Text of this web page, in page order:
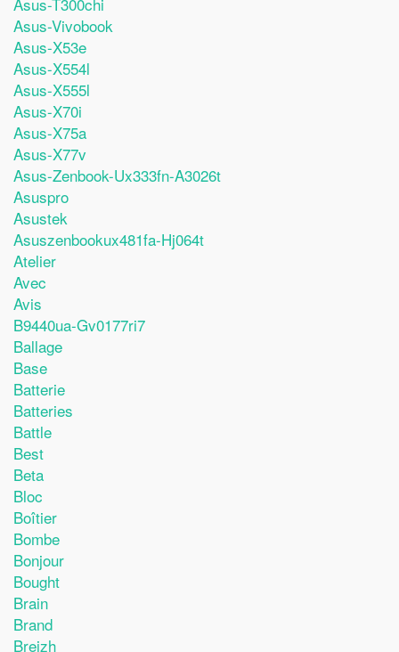
Asus-Vivobook
Asus-X53e
Asus-X554l
Asus-X555l
Asus-X70i
Asus-X75a
Asus-X77v
Asus-Zenbook-Ux333fn-A3026t
Asuspro
Asustek
Asuszenbookux481fa-Hj064t
Atelier
Avec
Avis
B9440ua-Gv0177ri7
Ballage
Base
Batterie
Batteries
Battle
Best
Beta
Bloc
Boîtier
Bombe
Bonjour
Bought
Brain
Brand
Breizh